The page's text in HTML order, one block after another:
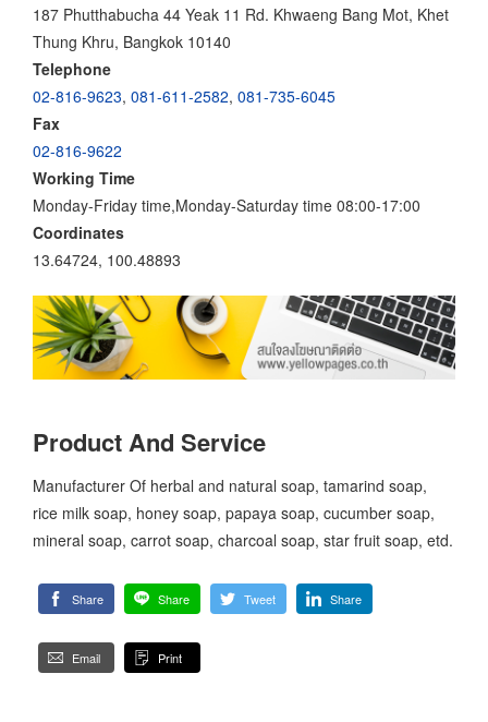
187 Phutthabucha 44 Yeak 11 Rd. Khwaeng Bang Mot, Khet
Thung Khru, Bangkok 10140
Telephone
02-816-9623, 081-611-2582, 081-735-6045
Fax
02-816-9622
Working Time
Monday-Friday time,Monday-Saturday time 08:00-17:00
Coordinates
13.64724, 100.48893
Product And Service
Manufacturer Of herbal and natural soap, tamarind soap,
rice milk soap, honey soap, papaya soap, cucumber soap,
mineral soap, carrot soap, charcoal soap, star fruit soap, etd.
Share Share Tweet Share
Email Print